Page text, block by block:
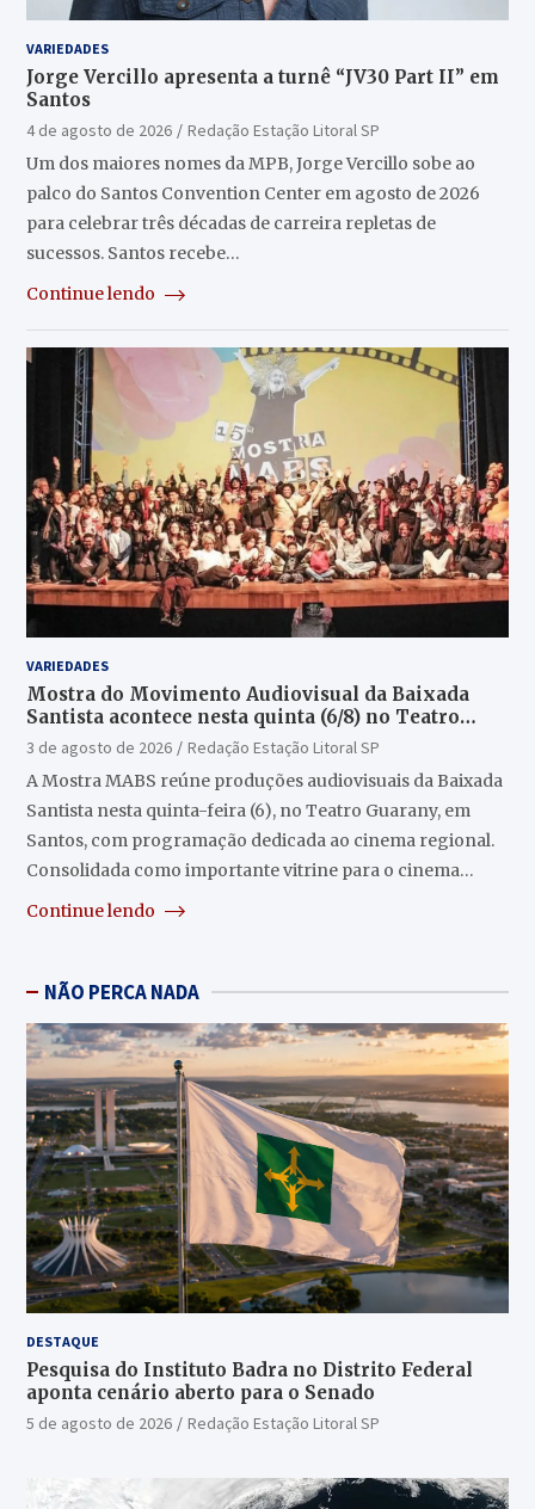
VARIEDADES
Jorge Vercillo apresenta a turnê “JV30 Part II” em
Santos
4 de agosto de 2026
Redação Estação Litoral SP
Um dos maiores nomes da MPB, Jorge Vercillo sobe ao
palco do Santos Convention Center em agosto de 2026
para celebrar três décadas de carreira repletas de
sucessos. Santos recebe…
Continue lendo
VARIEDADES
Mostra do Movimento Audiovisual da Baixada
Santista acontece nesta quinta (6/8) no Teatro
Guarany
3 de agosto de 2026
Redação Estação Litoral SP
A Mostra MABS reúne produções audiovisuais da Baixada
Santista nesta quinta-feira (6), no Teatro Guarany, em
Santos, com programação dedicada ao cinema regional.
Consolidada como importante vitrine para o cinema…
Continue lendo
NÃO PERCA NADA
DESTAQUE
Pesquisa do Instituto Badra no Distrito Federal
aponta cenário aberto para o Senado
5 de agosto de 2026 Redação Estação Litoral SP